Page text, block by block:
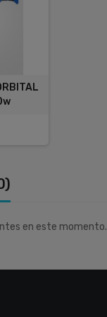
en este momento.